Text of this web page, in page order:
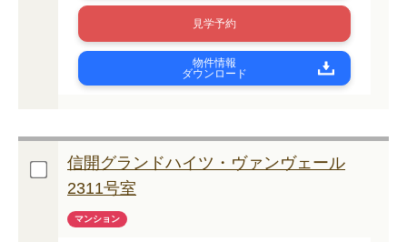
見学予約
物件情報
ダウンロード
信開グランドハイツ・ヴァンヴェール
2311号室
マンション